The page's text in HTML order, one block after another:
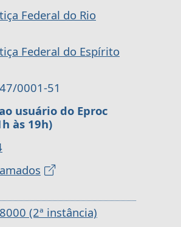
Federal do Rio
Federal do Espírito
0001-51
usuário do Eproc
às 19h)
(2ª instância)